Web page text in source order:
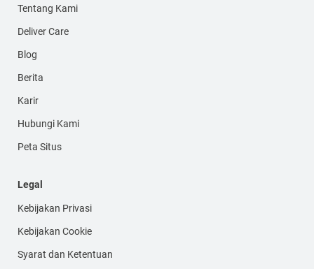
Tentang Kami
Deliver Care
Blog
Berita
Karir
Hubungi Kami
Peta Situs
Legal
Kebijakan Privasi
Kebijakan Cookie
Syarat dan Ketentuan